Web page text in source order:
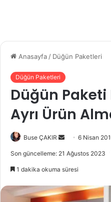
Anasayfa / Düğün Paketleri
Düğün Paketleri
Düğün Paketi
Ayrı Ürün
Buse ÇAKIR
e
-
p
6 Nisan
Son güncelleme: 21 Ağustos 2023
1 dakika okuma süresi